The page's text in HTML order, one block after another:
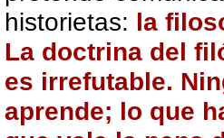
historietas: la
La doctrina del
es irrefutable.
aprende; lo que